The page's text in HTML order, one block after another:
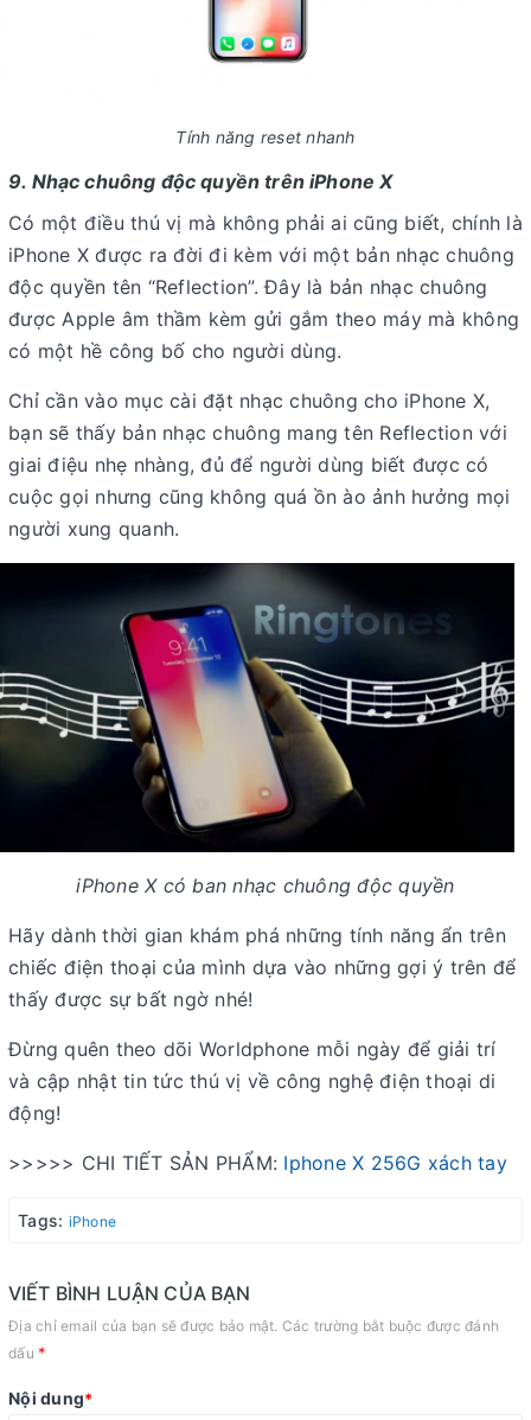
Tính năng reset nhanh
9. Nhạc chuông độc quyền trên iPhone X
Có một điều thú vị mà không phải ai cũng biết, chính là
iPhone X được ra đời đi kèm với một bản nhạc chuông
độc quyền tên “Reflection”. Đây là bản nhạc chuông
được Apple âm thầm kèm gửi gắm theo máy mà không
có một hề công bố cho người dùng.
Chỉ cần vào mục cài đặt nhạc chuông cho iPhone X,
bạn sẽ thấy bản nhạc chuông mang tên Reflection với
giai điệu nhẹ nhàng, đủ để người dùng biết được có
cuộc gọi nhưng cũng không quá ồn ào ảnh hưởng mọi
người xung quanh.
iPhone X có ban nhạc chuông độc quyền
Hãy dành thời gian khám phá những tính năng ẩn trên
chiếc điện thoại của mình dựa vào những gợi ý trên để
thấy được sự bất ngờ nhé!
Đừng quên theo dõi Worldphone mỗi ngày để giải trí
và cập nhật tin tức thú vị về công nghệ điện thoại di
động!
>>>>> CHI TIẾT SẢN PHẨM: Iphone X 256G xách tay
Tags: iPhone
VIẾT BÌNH LUẬN CỦA BẠN
Địa chỉ email của bạn sẽ được bảo mật. Các trường bắt buộc được đánh
dấu *
Nội dung*